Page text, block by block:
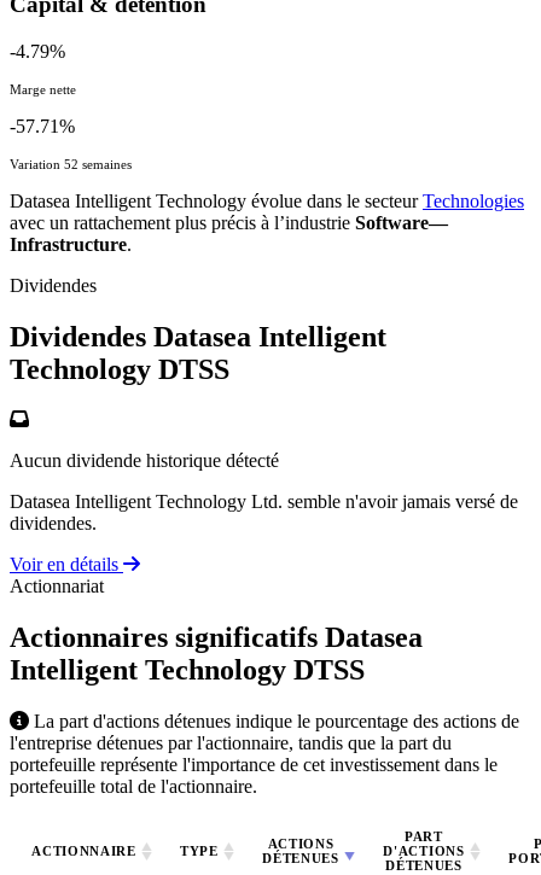
-4.79%
Marge nette
-57.71%
Variation 52 semaines
Datasea Intelligent Technology évolue dans le secteurTechnologies
avec un rattachement plus précis à l’industrie Software—
Infrastructure.
Dividendes
Dividendes Datasea Intelligent
Technology DTSS
Aucun dividende historique détecté
Datasea Intelligent Technology Ltd. semble n'avoir jamais versé de
dividendes.
Voir en détails
Actionnariat
Actionnaires significatifs Datasea
Intelligent Technology DTSS
La part d'actions détenues indique le pourcentage des actions de
l'entreprise détenues par l'actionnaire, tandis que la part du
portefeuille représente l'importance de cet investissement dans le
portefeuille total de l'actionnaire.
ACTIONNAIRE TYPE
ACTIONS
DÉTENUES
PART
D'ACTIONS
DÉTENUES